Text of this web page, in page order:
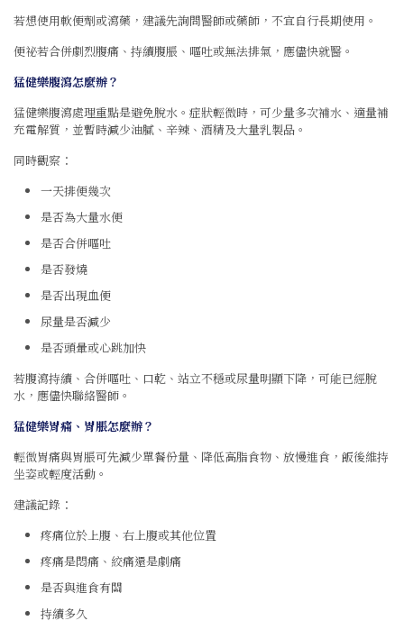
若想使用軟便劑或瀉藥，建議先詢問醫師或藥師，不宜自行長期使用。
便祕若合併劇烈腹痛、持續腹脹、嘔吐或無法排氣，應儘快就醫。
猛健樂腹瀉怎麼辦？
猛健樂腹瀉處理重點是避免脫水。症狀輕微時，可少量多次補水、適量補
充電解質，並暫時減少油膩、辛辣、酒精及大量乳製品。
同時觀察：
一天排便幾次
是否為大量水便
是否合併嘔吐
是否發燒
是否出現血便
尿量是否減少
是否頭暈或心跳加快
若腹瀉持續、合併嘔吐、口乾、站立不穩或尿量明顯下降，可能已經脫
水，應儘快聯絡醫師。
猛健樂胃痛、胃脹怎麼辦？
輕微胃痛與胃脹可先減少單餐份量、降低高脂食物、放慢進食，飯後維持
坐姿或輕度活動。
建議記錄：
疼痛位於上腹、右上腹或其他位置
疼痛是悶痛、絞痛還是劇痛
是否與進食有關
持續多久